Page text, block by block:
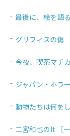
最後に、絵を語
グリフィスの傷
今夜、喫茶マチ
ジャパン・ホラ
動物たちは何を
二宮和也のIt ［一